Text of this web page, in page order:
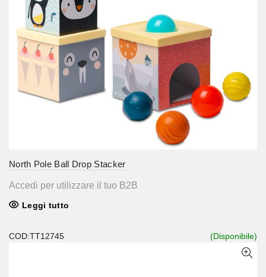
North Pole Ball Drop Stacker
Accedi per utilizzare il tuo B2B
Leggi tutto
COD:TT12745 (Disponibile)